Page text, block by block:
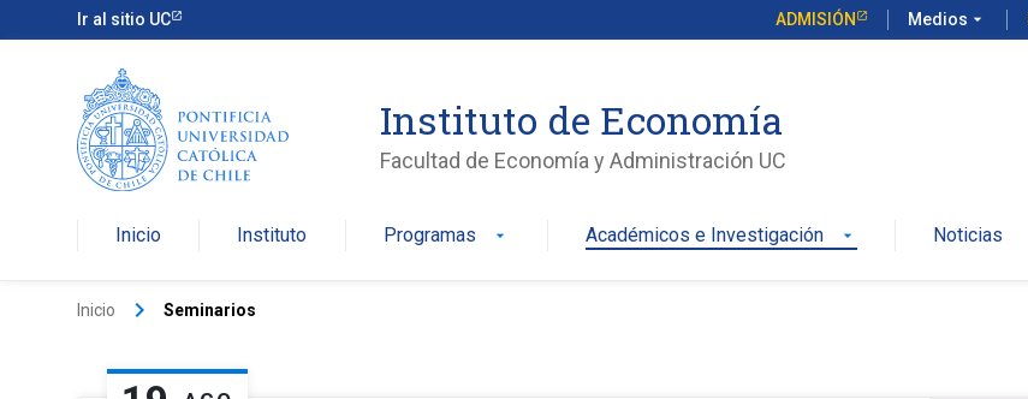
Ir al sitio UC ADMISIÓN Medios arrow_drop_down
Instituto de Economía
Facultad de Economía y Administración UC
Inicio Instituto Programas arrow_drop_down Académicos e Investigación arrow_drop_down Noticias
Inicio keyboard_arrow_right Seminarios